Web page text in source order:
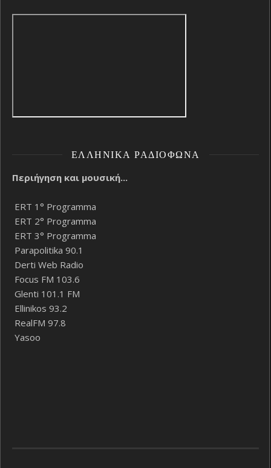
ΕΛΛΗΝΙΚΆ ΡΑΔΙΌΦΩΝΑ
Περιήγηση και μουσική...
ERT 1° Programma
ERT 2° Programma
ERT 3° Programma
Parapolitika 90.1
Derti Web Radio
Focus FM 103.6
Glenti 101.1 FM
Ellinikos 93.2
RealFM 97.8
Yasoo